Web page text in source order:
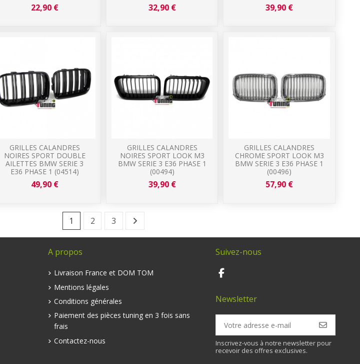
22,90 € 32,90 € 39,90 €
GRILLES CALANDRES
NOIRES SPORT DOUBLE
AILETTES BMW SERIE 3
E36 PHASE 1 (04514)
49,90 €
GRILLES CALANDRES
NOIRES SPORT LOOK M3
BMW SERIE 3 E36 PHASE 1
(00494)
39,90 €
GRILLES CALANDRES
CHROME SPORT LOOK M3
BMW SERIE 3 E36 PHASE 1
(00496)
57,90 €
1 2 3
A propos
Livraison France et DOM TOM
Mentions légales
Conditions générales
Paiement des pièces tuning en 3 fois sans
frais
Contactez-nous
Suivez-nous
Newsletter
Inscrivez-vous à notre newsletter pour
recevoir des offres exclusives.